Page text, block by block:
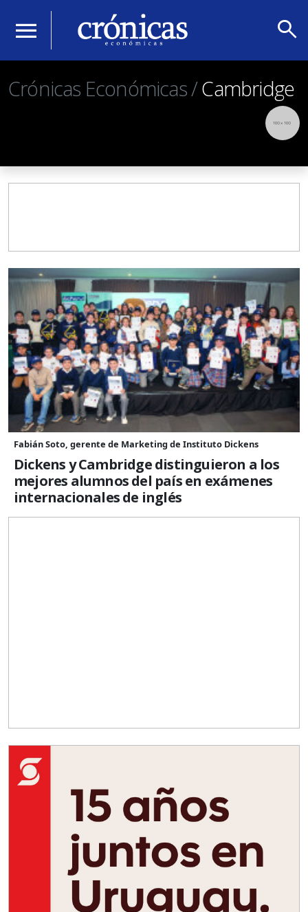
menu search
Crónicas Económicas /Cambridge
Fabián Soto, gerente de Marketing de Instituto Dickens
Dickens y Cambridge distinguieron a los
mejores alumnos del país en exámenes
internacionales de inglés